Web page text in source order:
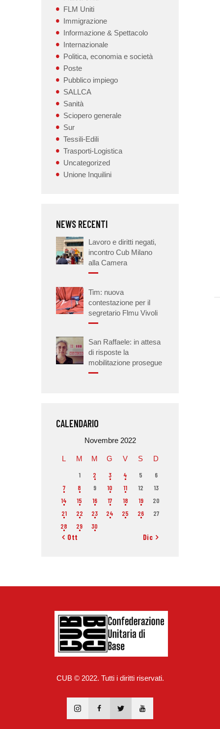
FLM Uniti
Immigrazione
Informazione & Spettacolo
Internazionale
Politica, economia e società
Poste
Pubblico impiego
SALLCA
Sanità
Sciopero generale
Sur
Tessili-Edili
Trasporti-Logistica
Uncategorized
Unione Inquilini
NEWS RECENTI
Lavoro e diritti negati,
incontro Cub Milano
alla Camera
Tim: nuova
contestazione per il
segretario Flmu Vivoli
San Raffaele: in attesa
di risposte la
mobilitazione prosegue
CALENDARIO
Novembre 2022
L M M G V S D
1 2 3 4 5
6
7
8 9 10 11 12
13
14
15 16 17 18 19
20
21
22 23 24 25 26
27
28
29 30
« Ott Dic »
CUB © 2022. Tutti i diritti riservati.